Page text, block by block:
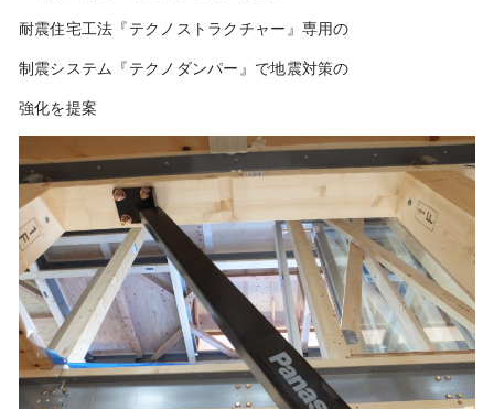
耐震住宅工法『テクノストラクチャー』専用の
制震システム『テクノダンパー』で地震対策の
強化を提案